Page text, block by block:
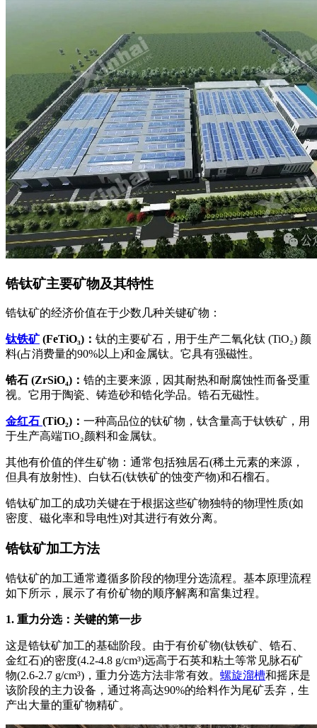
锆钛矿主要矿物及其特性
锆钛矿的经济价值在于少数几种关键矿物：
钛铁矿(FeTiO₃)： 钛的主要矿石，用于生产二氧化钛 (TiO₂) 颜
料(占消费量的90%以上)和金属钛。它具有强磁性。
锆石 (ZrSiO₄)： 锆的主要来源，因其耐热和耐腐蚀性而备受重
视。它用于陶瓷、铸造砂和锆化学品。锆石无磁性。
金红石 (TiO₂)： 一种高品位的钛矿物，钛含量高于钛铁矿，用
于生产高端TiO₂颜料和金属钛。
其他有价值的伴生矿物：通常包括独居石(稀土元素的来源，
但具有放射性)、白钛石(钛铁矿的蚀变产物)和石榴石。
锆钛矿加工的成功关键在于根据这些矿物独特的物理性质(如
密度、磁化率和导电性)对其进行有效分离。
锆钛矿加工方法
锆钛矿的加工通常遵循多阶段的物理分选流程。基本原理流程
如下所示，展示了有价矿物的顺序解离和富集过程。
1. 重力分选：关键的第一步
这是锆钛矿加工的基础阶段。由于有价矿物(钛铁矿、锆石、
金红石)的密度(4.2-4.8 g/cm³)远高于石英和粘土等常见脉石矿
物(2.6-2.7 g/cm³)，重力分选方法非常有效。 螺旋溜槽和摇床是
该阶段的主力设备，通过将高达90%的给料作为尾矿丢弃，生
产出大量的重矿物精矿。